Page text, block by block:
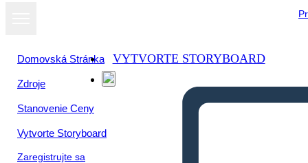
Domovská Stránka
Zdroje
Stanovenie Ceny
Vytvorte Storyboard
Zaregistrujte sa
VYTVORTE STORYBOARD
Zobraziť ako
prezentáciu